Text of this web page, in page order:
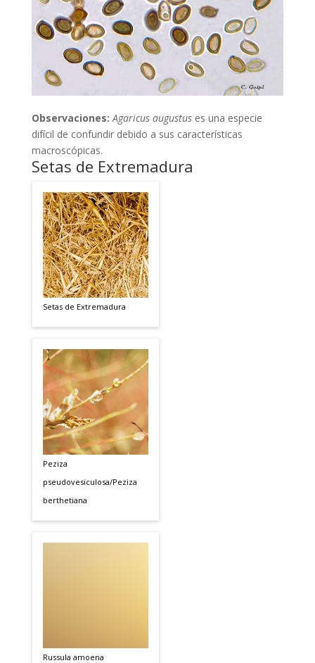
Observaciones:Agaricus augustuses una especie
difícil de confundir debido a sus características
macroscópicas.
Setas de Extremadura
Setas de Extremadura
Peziza
pseudovesiculosa/Peziza
berthetiana
Russula amoena